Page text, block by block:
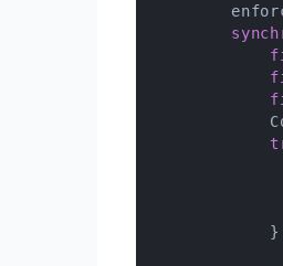
            }